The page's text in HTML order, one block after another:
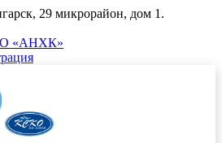
29 микрорайон, дом 1.
«АНХК»